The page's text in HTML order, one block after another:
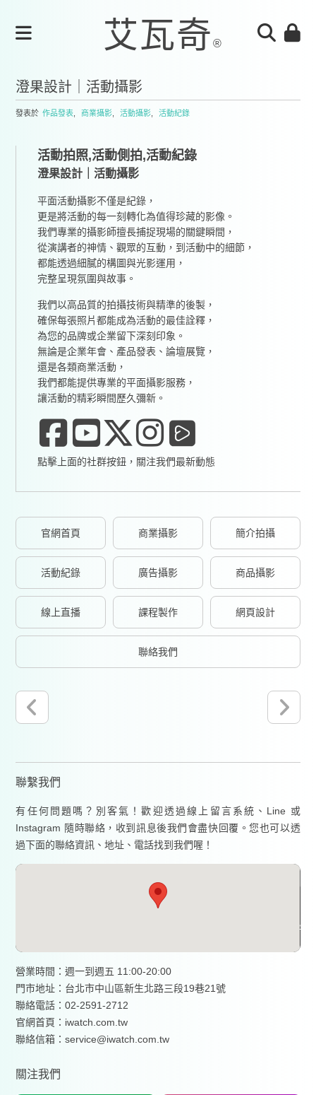
澄果設計｜活動攝影
發表於 作品發表 商業攝影 活動攝影 活動紀錄
活動拍照,活動側拍,活動紀錄
澄果設計｜活動攝影
平面活動攝影不僅是紀錄，
更是將活動的每一刻轉化為值得珍藏的影像。
我們專業的攝影師擅長捕捉現場的關鍵瞬間，
從演講者的神情、觀眾的互動，到活動中的細節，
都能透過細膩的構圖與光影運用，
完整呈現氛圍與故事。
我們以高品質的拍攝技術與精準的後製，
確保每張照片都能成為活動的最佳詮釋，
為您的品牌或企業留下深刻印象。
無論是企業年會、產品發表、論壇展覽，
還是各類商業活動，
我們都能提供專業的平面攝影服務，
讓活動的精彩瞬間歷久彌新。
點擊上面的社群按鈕，關注我們最新動態
官網首頁 商業攝影 簡介拍攝
活動紀錄 廣告攝影 商品攝影
線上直播 課程製作 網頁設計
聯絡我們
聯繫我們
有任何問題嗎？別客氣！歡迎透過線上留言系統、Line 或
Instagram 隨時聯絡，收到訊息後我們會盡快回覆。您也可以透
過下面的聯絡資訊、地址、電話找到我們喔！
營業時間：週一到週五 11:00-20:00
門市地址：台北市中山區新生北路三段19巷21號
聯絡電話：02-2591-2712
官網首頁： iwatch.com.tw
聯絡信箱：service@iwatch.com.tw
關注我們